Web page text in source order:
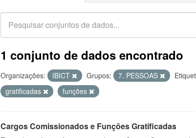
1 conjunto de dados encontrado
Organizações: IBICT Grupos: 7. PESSOAS
gratificadas
funções
Cargos Comissionados e Funções Gratificadas